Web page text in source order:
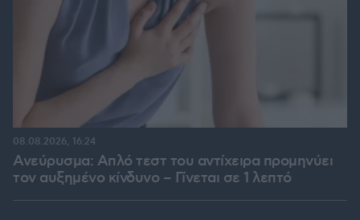
Ανεύρυσμα: Απλό τεστ του αντίχειρα προμηνύει
τον αυξημένο κίνδυνο – Γίνεται σε 1 λεπτό
08.08.2026, 16:24